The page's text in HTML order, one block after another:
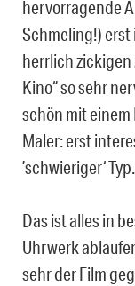
hervorragende
Schmeling!)
herrlich zickigen
Kino“ so sehr
schön mit
Maler: erst
’schwieriger‘
Das ist alles in
Uhrwerk
sehr der Film